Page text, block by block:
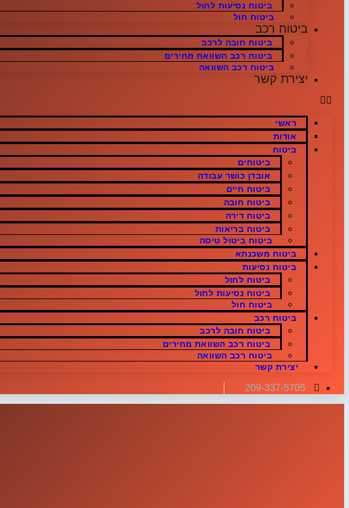
ביטוח נסיעות לחול
ביטוח חול
ביטוח רכב
ביטוח חובה לרכב
ביטוח רכב השוואת מחירים
ביטוח רכב השוואה
יצירת קשר
ראשי
אודות
ביטוח
ביטוחים
אובדן כושר עבודה
ביטוח חיים
ביטוח חובה
ביטוח דירה
ביטוח בריאות
ביטוח ביטול טיסה
ביטוח משכנתא
ביטוח נסיעות
ביטוח לחול
ביטוח נסיעות לחול
ביטוח חול
ביטוח רכב
ביטוח חובה לרכב
ביטוח רכב השוואת מחירים
ביטוח רכב השוואה
יצירת קשר
209-337-5705